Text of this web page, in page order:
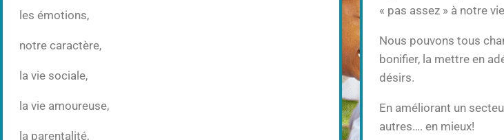
les émotions,
notre caractère,
la vie sociale,
la vie amoureuse,
la parentalité,
« pas assez » à notre
Nous pouvons tous
bonifier, la mettre en
désirs.
En améliorant un
autres…. en mieux!